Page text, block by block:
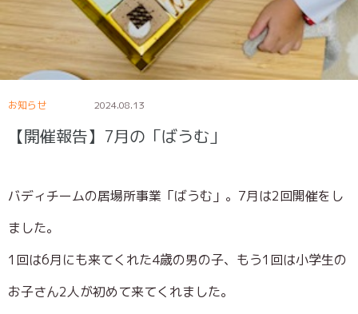
お知らせ 2024.08.13
【開催報告】7月の「ばうむ」
バディチームの居場所事業「ばうむ」。7月は2回開催をし
ました。
1回は6月にも来てくれた4歳の男の子、もう1回は小学生の
お子さん2人が初めて来てくれました。